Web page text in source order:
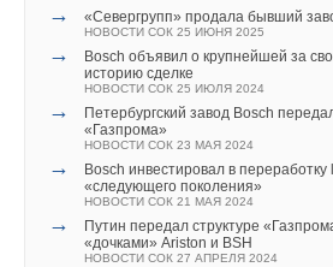
→ «Севергрупп» продала бывший
НОВОСТИ СОК 25 ИЮНЯ 2025
→
Bosch объявил о крупнейшей за
историю сделке
НОВОСТИ СОК 25 ИЮЛЯ 2024
→
Петербургский завод Bosch
«Газпрома»
НОВОСТИ СОК 23 МАЯ 2024
→
Bosch инвестировал в переработку
«следующего поколения»
НОВОСТИ СОК 21 МАЯ 2024
→
Путин передал структуре
«дочками» Ariston и BSH
НОВОСТИ СОК 27 АПРЕЛЯ 2024